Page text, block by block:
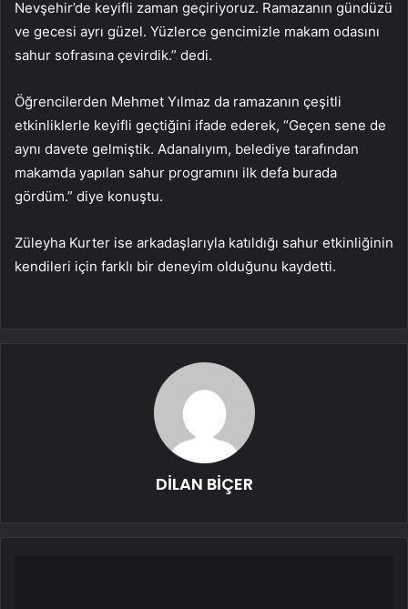
Nevşehir’de keyifli zaman geçiriyoruz. Ramazanın gündüzü
ve gecesi ayrı güzel. Yüzlerce gencimizle makam odasını
sahur sofrasına çevirdik.” dedi.
Öğrencilerden Mehmet Yılmaz da ramazanın çeşitli
etkinliklerle keyifli geçtiğini ifade ederek, “Geçen sene de
aynı davete gelmiştik. Adanalıyım, belediye tarafından
makamda yapılan sahur programını ilk defa burada
gördüm.” diye konuştu.
Züleyha Kurter ise arkadaşlarıyla katıldığı sahur etkinliğinin
kendileri için farklı bir deneyim olduğunu kaydetti.
DİLAN BİÇER